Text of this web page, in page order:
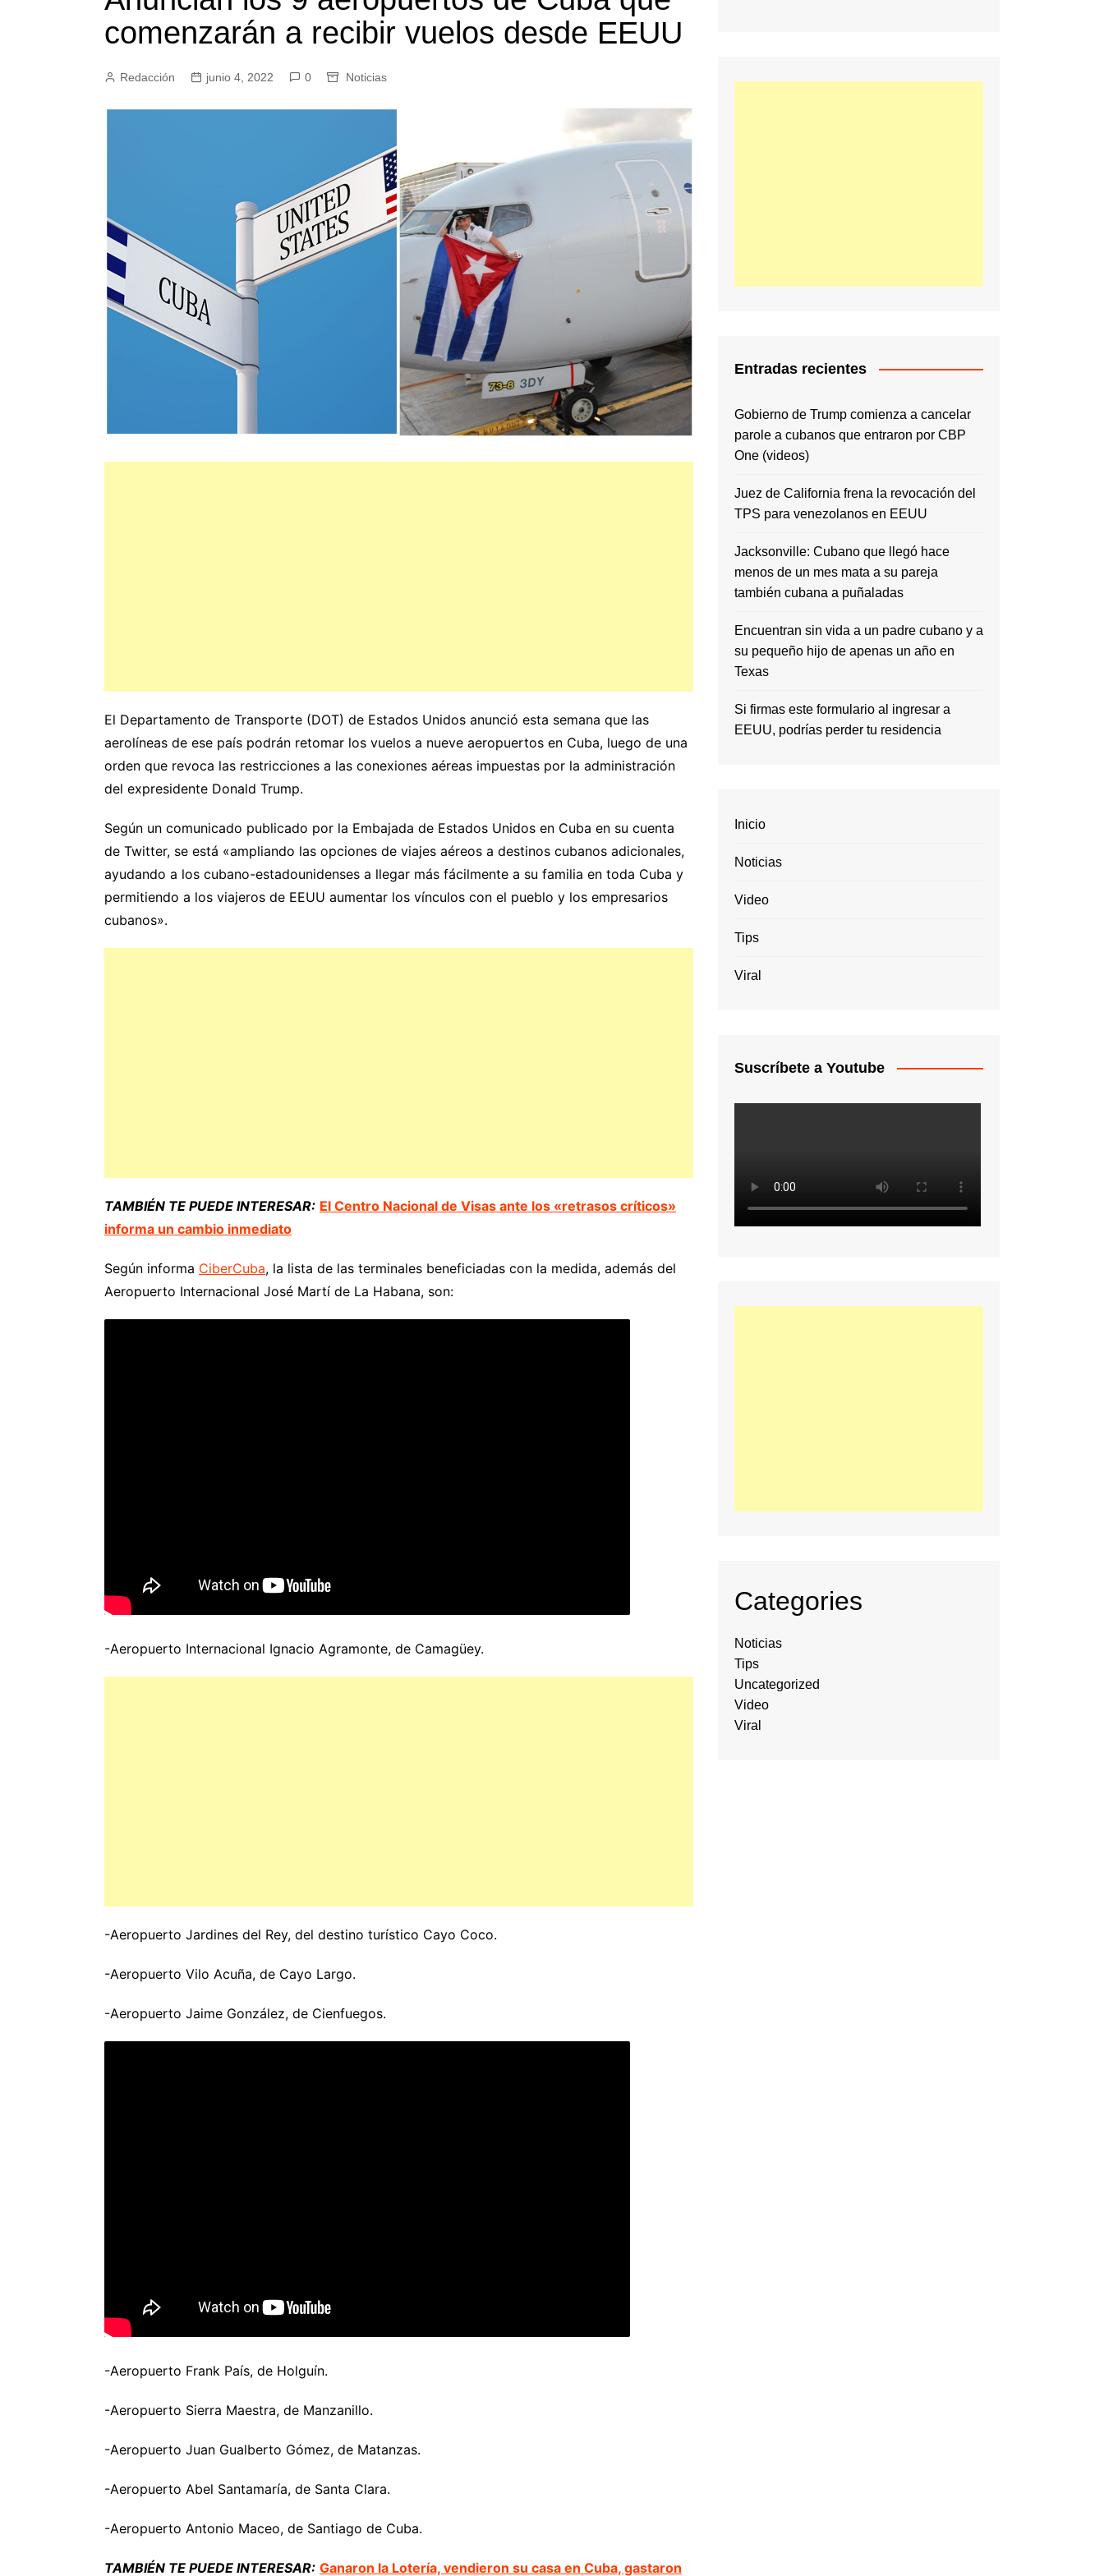
comenzarán a recibir vuelos desde EEUU
Redacción junio 4, 2022 0 Noticias
El Departamento de Transporte (DOT) de Estados Unidos anunció esta semana que las
aerolíneas de ese país podrán retomar los vuelos a nueve aeropuertos en Cuba, luego de una
orden que revoca las restricciones a las conexiones aéreas impuestas por la administración
del expresidente Donald Trump.
Según un comunicado publicado por la Embajada de Estados Unidos en Cuba en su cuenta
de Twitter, se está «ampliando las opciones de viajes aéreos a destinos cubanos adicionales,
ayudando a los cubano-estadounidenses a llegar más fácilmente a su familia en toda Cuba y
permitiendo a los viajeros de EEUU aumentar los vínculos con el pueblo y los empresarios
cubanos».
TAMBIÉN TE PUEDE INTERESAR: El Centro Nacional de Visas ante los «retrasos críticos»
informa un cambio inmediato
Según informa CiberCuba, la lista de las terminales beneficiadas con la medida, además del
Aeropuerto Internacional José Martí de La Habana, son:
-Aeropuerto Internacional Ignacio Agramonte, de Camagüey.
-Aeropuerto Jardines del Rey, del destino turístico Cayo Coco.
-Aeropuerto Vilo Acuña, de Cayo Largo.
-Aeropuerto Jaime González, de Cienfuegos.
-Aeropuerto Frank País, de Holguín.
-Aeropuerto Sierra Maestra, de Manzanillo.
-Aeropuerto Juan Gualberto Gómez, de Matanzas.
-Aeropuerto Abel Santamaría, de Santa Clara.
-Aeropuerto Antonio Maceo, de Santiago de Cuba.
TAMBIÉN TE PUEDE INTERESAR: Ganaron la Lotería, vendieron su casa en Cuba, gastaron
Entradas recientes
Gobierno de Trump comienza a cancelar
parole a cubanos que entraron por CBP
One (videos)
Juez de California frena la revocación del
TPS para venezolanos en EEUU
Jacksonville: Cubano que llegó hace
menos de un mes mata a su pareja
también cubana a puñaladas
Encuentran sin vida a un padre cubano y a
su pequeño hijo de apenas un año en
Texas
Si firmas este formulario al ingresar a
EEUU, podrías perder tu residencia
Inicio
Noticias
Video
Tips
Viral
Suscríbete a Youtube
Categories
Noticias
Tips
Uncategorized
Video
Viral